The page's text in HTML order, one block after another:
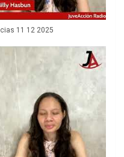
11 12 2025